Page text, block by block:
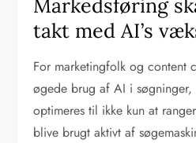
Markedsføring
takt med AI’s
For marketingfolk og content
øgede brug af AI i søgninger,
optimeres til ikke kun at
blive brugt aktivt af